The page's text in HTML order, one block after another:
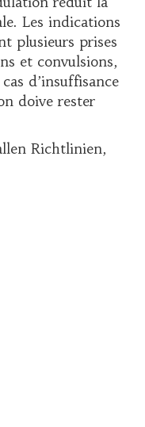
Les indications
plusieurs prises
et convulsions,
d’insuffisance
doive rester
Richtlinien,